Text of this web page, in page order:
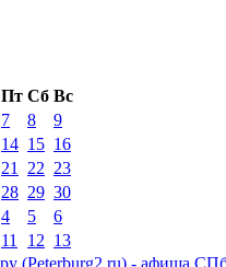
Пт Сб Вс
7 8
9
14 15 16
21 22 23
28 29 30
4 5
6
11 12 13